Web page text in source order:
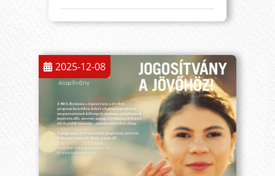
2025-12-08